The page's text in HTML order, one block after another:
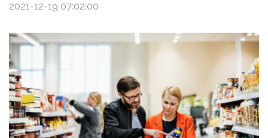
2021-12-19 07:02:00